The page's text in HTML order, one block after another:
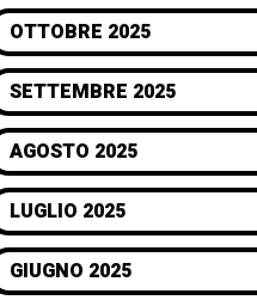
OTTOBRE 2025
SETTEMBRE 2025
AGOSTO 2025
LUGLIO 2025
GIUGNO 2025